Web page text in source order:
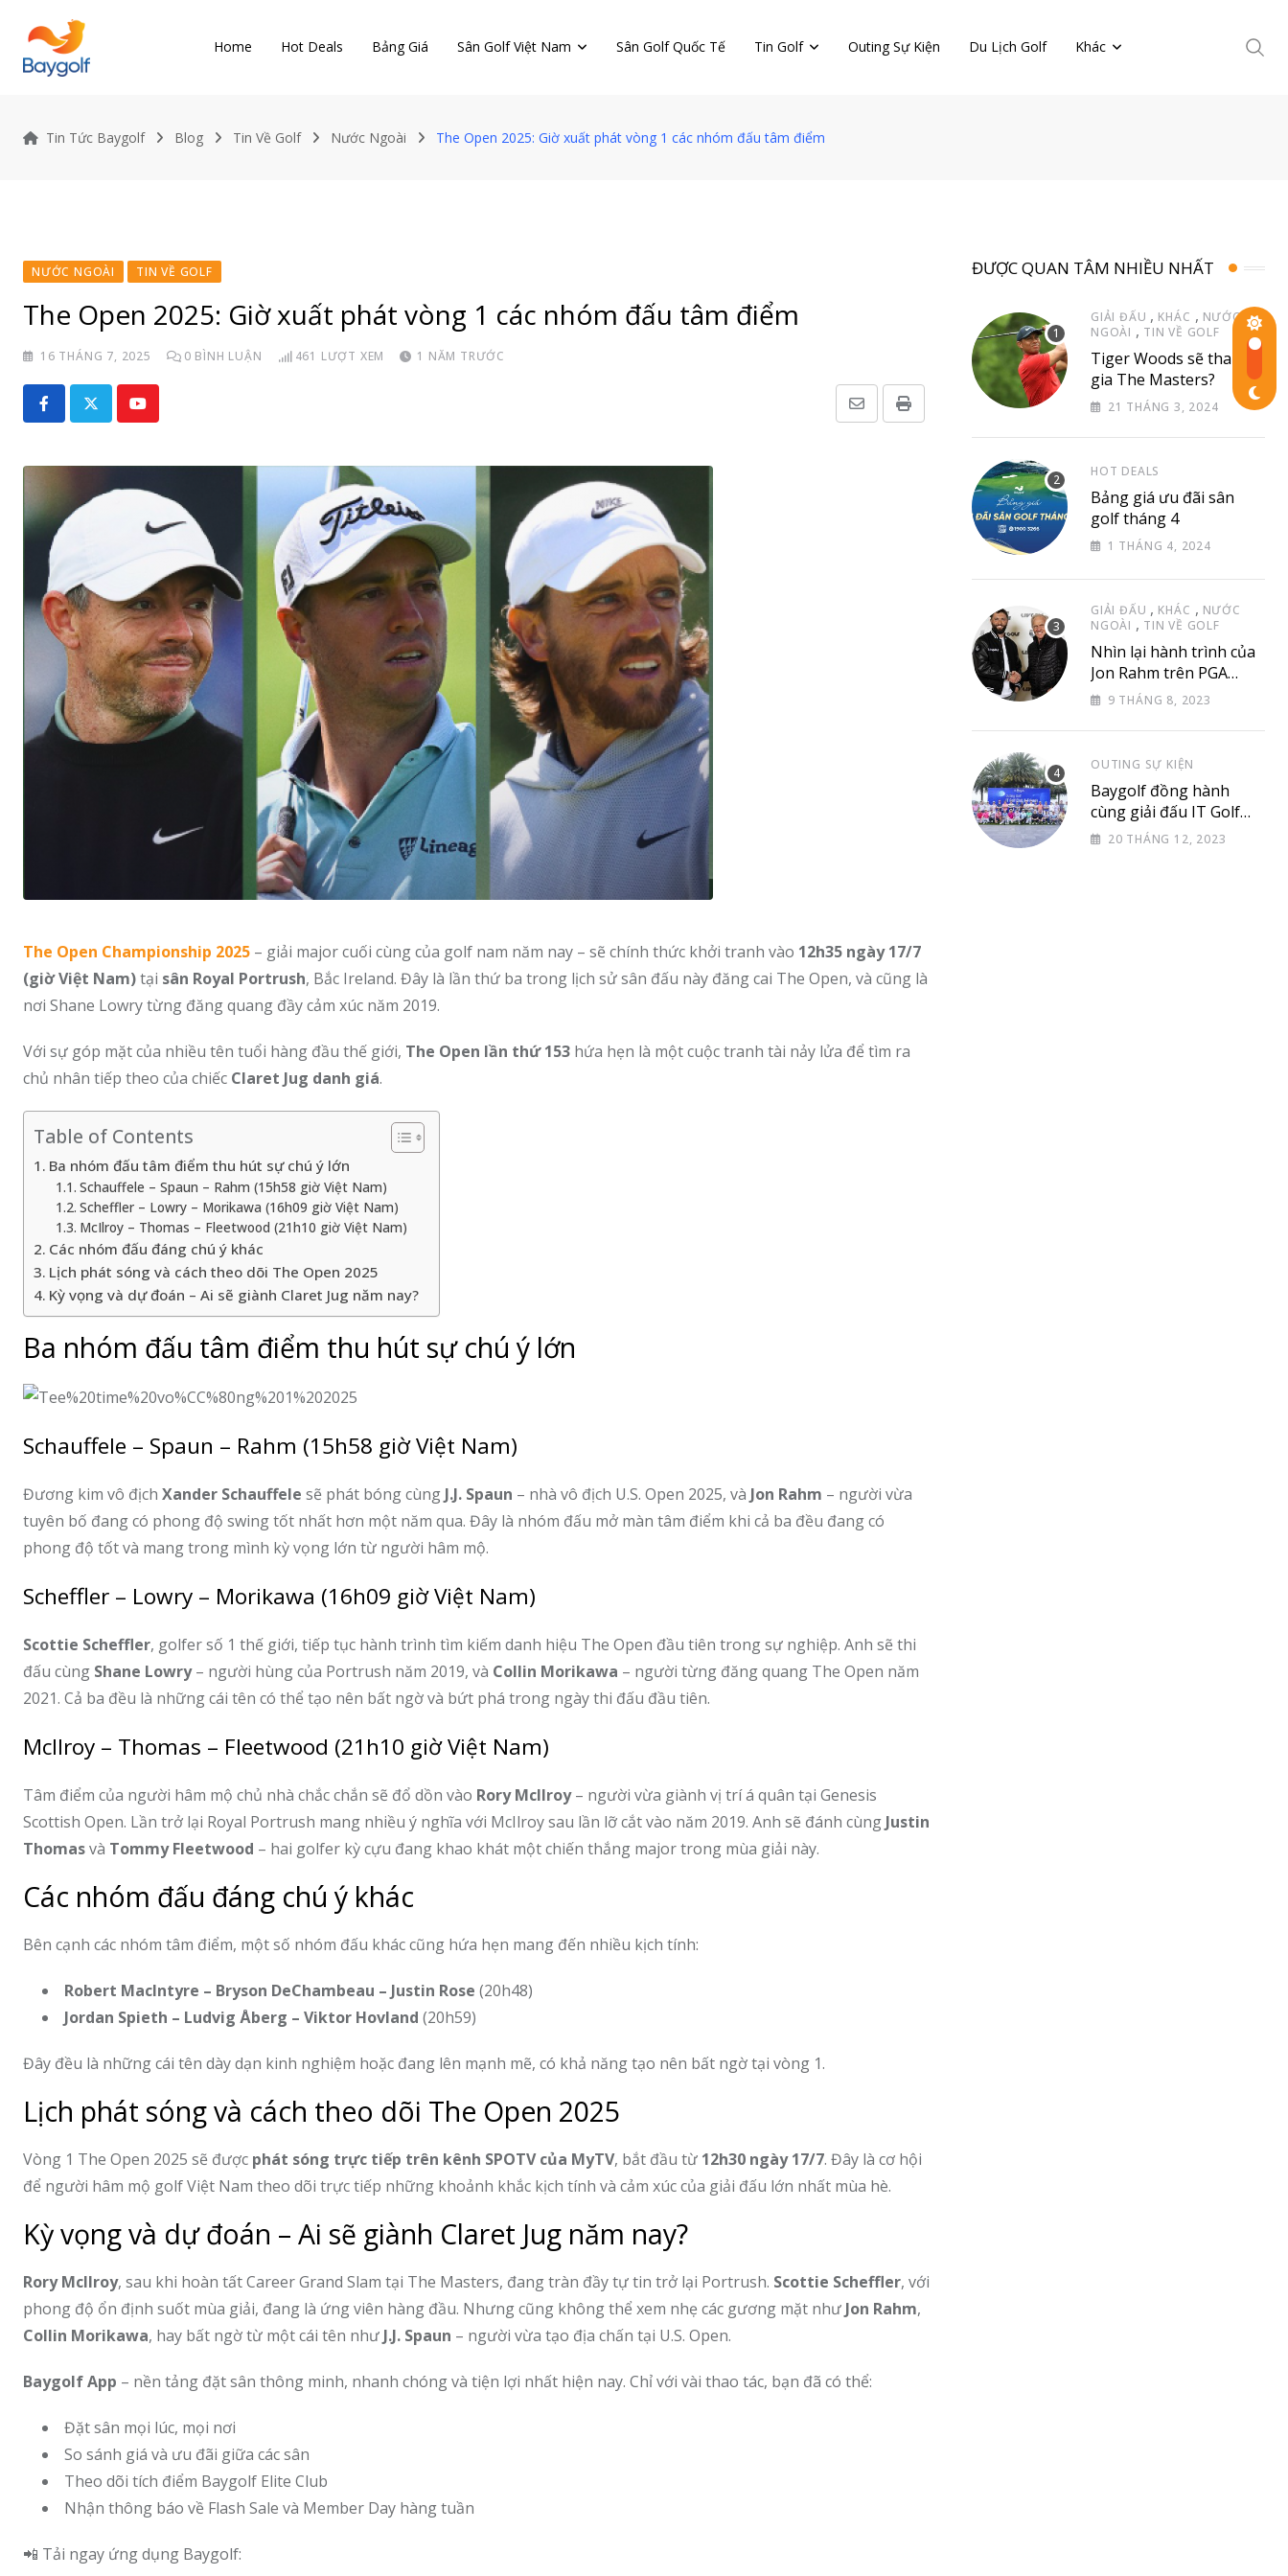
content
Home Hot Deals Bảng Giá Sân Golf Việt Nam Sân Golf Quốc Tế Tin Golf Outing Sự Kiện Du Lịch Golf Khác
Tin Tức Baygolf Blog Tin Về Golf Nước Ngoài The Open 2025: Giờ xuất phát vòng 1 các nhóm đấu tâm điểm
NƯỚC NGOÀI TIN VỀ GOLF
The Open 2025: Giờ xuất phát vòng 1 các nhóm đấu tâm điểm
16 THÁNG 7, 2025 0 BÌNH LUẬN 461 LƯỢT XEM 1 NĂM TRƯỚC
Youtube Print
Share
The Open Championship 2025 – giải major cuối cùng của golf nam năm nay – sẽ chính thức khởi tranh vào 12h35 ngày 17/7
(giờ Việt Nam)tại sân Royal Portrush, Bắc Ireland. Đây là lần thứ ba trong lịch sử sân đấu này đăng cai The Open, và cũng là
nơi Shane Lowry từng đăng quang đầy cảm xúc năm 2019.
Với sự góp mặt của nhiều tên tuổi hàng đầu thế giới, The Open lần thứ 153 hứa hẹn là một cuộc tranh tài nảy lửa để tìm ra
chủ nhân tiếp theo của chiếc Claret Jug danh giá.
Table of Contents
Ba nhóm đấu tâm điểm thu hút sự chú ý lớn
Schauffele – Spaun – Rahm (15h58 giờ Việt Nam)
Scheffler – Lowry – Morikawa (16h09 giờ Việt Nam)
McIlroy – Thomas – Fleetwood (21h10 giờ Việt Nam)
Các nhóm đấu đáng chú ý khác
Lịch phát sóng và cách theo dõi The Open 2025
Kỳ vọng và dự đoán – Ai sẽ giành Claret Jug năm nay?
Ba nhóm đấu tâm điểm thu hút sự chú ý lớn
Schauffele – Spaun – Rahm (15h58 giờ Việt Nam)
Đương kim vô địch Xander Schauffele sẽ phát bóng cùng J.J. Spaun – nhà vô địch U.S. Open 2025, và Jon Rahm – người vừa
tuyên bố đang có phong độ swing tốt nhất hơn một năm qua. Đây là nhóm đấu mở màn tâm điểm khi cả ba đều đang có
phong độ tốt và mang trong mình kỳ vọng lớn từ người hâm mộ.
Scheffler – Lowry – Morikawa (16h09 giờ Việt Nam)
Scottie Scheffler, golfer số 1 thế giới, tiếp tục hành trình tìm kiếm danh hiệu The Open đầu tiên trong sự nghiệp. Anh sẽ thi
đấu cùng Shane Lowry– người hùng của Portrush năm 2019, và Collin Morikawa – người từng đăng quang The Open năm
2021. Cả ba đều là những cái tên có thể tạo nên bất ngờ và bứt phá trong ngày thi đấu đầu tiên.
McIlroy – Thomas – Fleetwood (21h10 giờ Việt Nam)
Tâm điểm của người hâm mộ chủ nhà chắc chắn sẽ đổ dồn vào Rory McIlroy– người vừa giành vị trí á quân tại Genesis
Scottish Open. Lần trở lại Royal Portrush mang nhiều ý nghĩa với McIlroy sau lần lỡ cắt vào năm 2019. Anh sẽ đánh cùng Justin
Thomasvà Tommy Fleetwood – hai golfer kỳ cựu đang khao khát một chiến thắng major trong mùa giải này.
Các nhóm đấu đáng chú ý khác
Bên cạnh các nhóm tâm điểm, một số nhóm đấu khác cũng hứa hẹn mang đến nhiều kịch tính:
Robert MacIntyre – Bryson DeChambeau – Justin Rose (20h48)
Jordan Spieth – Ludvig Åberg – Viktor Hovland (20h59)
Đây đều là những cái tên dày dạn kinh nghiệm hoặc đang lên mạnh mẽ, có khả năng tạo nên bất ngờ tại vòng 1.
Lịch phát sóng và cách theo dõi The Open 2025
Vòng 1 The Open 2025 sẽ được phát sóng trực tiếp trên kênh SPOTV của MyTV, bắt đầu từ 12h30 ngày 17/7. Đây là cơ hội
để người hâm mộ golf Việt Nam theo dõi trực tiếp những khoảnh khắc kịch tính và cảm xúc của giải đấu lớn nhất mùa hè.
Kỳ vọng và dự đoán – Ai sẽ giành Claret Jug năm nay?
Rory McIlroy, sau khi hoàn tất Career Grand Slam tại The Masters, đang tràn đầy tự tin trở lại Portrush. Scottie Scheffler, với
phong độ ổn định suốt mùa giải, đang là ứng viên hàng đầu. Nhưng cũng không thể xem nhẹ các gương mặt như Jon Rahm,
Collin Morikawa, hay bất ngờ từ một cái tên như J.J. Spaun – người vừa tạo địa chấn tại U.S. Open.
Baygolf App – nền tảng đặt sân thông minh, nhanh chóng và tiện lợi nhất hiện nay. Chỉ với vài thao tác, bạn đã có thể:
Đặt sân mọi lúc, mọi nơi
So sánh giá và ưu đãi giữa các sân
Theo dõi tích điểm Baygolf Elite Club
Nhận thông báo về Flash Sale và Member Day hàng tuần
📲 Tải ngay ứng dụng Baygolf:
ĐƯỢC QUAN TÂM NHIỀU NHẤT
GIẢI ĐẤU , KHÁC , NƯỚC
NGOÀI , TIN VỀ GOLF
Tiger Woods sẽ tham
gia The Masters?
21 THÁNG 3, 2024
HOT DEALS
Bảng giá ưu đãi sân
golf tháng 4
1 THÁNG 4, 2024
GIẢI ĐẤU , KHÁC , NƯỚC
NGOÀI , TIN VỀ GOLF
Nhìn lại hành trình của
Jon Rahm trên PGA
Tour9 THÁNG 8, 2023
OUTING SỰ KIỆN
Baygolf đồng hành
cùng giải đấu IT Golf
Club & Friend
20 THÁNG 12, 2023